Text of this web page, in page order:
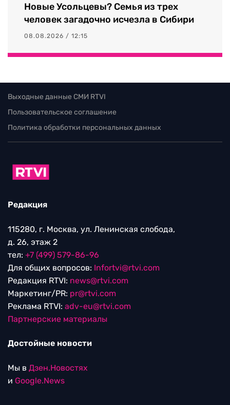
Новые Усольцевы? Семья из трех
человек загадочно исчезла в Сибири
08.08.2026 / 12:15
Выходные данные СМИ RTVI
Пользовательское соглашение
Политика обработки персональных данных
Редакция
115280, г. Москва, ул. Ленинская слобода,
д. 26, этаж 2
тел: +7 (499) 579-86-96
Для общих вопросов: Infortvi@rtvi.com
Редакция RTVI: news@rtvi.com
Маркетинг/PR: pr@rtvi.com
Реклама RTVI: adv-eu@rtvi.com
Партнерские материалы
Достойные новости
Мы в Дзен.Новостях
и Google.News